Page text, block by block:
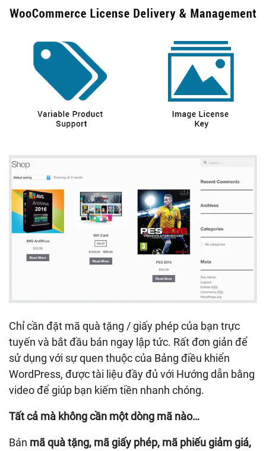
Chỉ cần đặt mã quà tặng / giấy phép của bạn trực
tuyến và bắt đầu bán ngay lập tức. Rất đơn giản để
sử dụng với sự quen thuộc của Bảng điều khiển
WordPress, được tài liệu đầy đủ với Hướng dẫn bằng
video để giúp bạn kiếm tiền nhanh chóng.
Tất cả mà không cần một dòng mã nào…
Bán mã quà tặng, mã giấy phép, mã phiếu giảm giá,